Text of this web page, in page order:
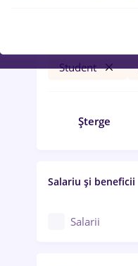
Student
Șterge
Salariu și beneficii
Salarii